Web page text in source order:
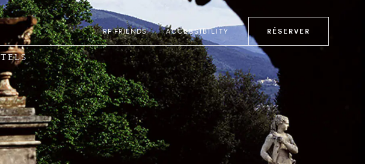
HOTELS
RF FRIENDS ACCESSIBILITY RÉSERVER